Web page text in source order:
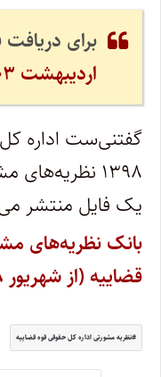
برای
اردیبهشت ۱۴۰۳
گفتنی‌ست اداره
۱۳۹۸
یک فایل منتشر
بانک نظریه‌های
قضاییه (از شهریور ۱۳۹۸ تا دی‌ماه ۱۴۰۲ )
نظریه مشورتی اداره کل حقوقی قوه قضاییه